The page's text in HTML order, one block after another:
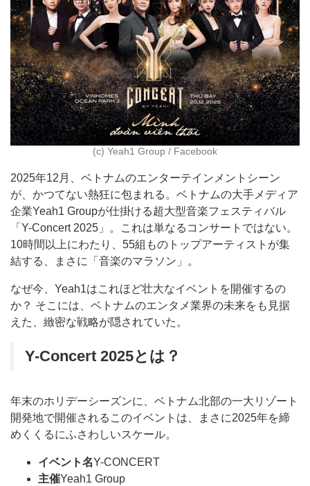
(c) Yeah1 Group / Facebook
2025年12月、ベトナムのエンターテインメントシーン
が、かつてない熱狂に包まれる。ベトナムの大手メディア
企業Yeah1 Groupが仕掛ける超大型音楽フェスティバル
「Y-Concert 2025」。これは単なるコンサートではない。
10時間以上にわたり、55組ものトップアーティストが集
結する、まさに「音楽のマラソン」。
なぜ今、Yeah1はこれほど壮大なイベントを開催するの
か？ そこには、ベトナムのエンタメ業界の未来をも見据
えた、緻密な戦略が隠されていた。
Y-Concert 2025とは？
年末のホリデーシーズンに、ベトナム北部の一大リゾート
開発地で開催されるこのイベントは、まさに2025年を締
めくくるにふさわしいスケール。
イベント名Y-CONCERT
主催Yeah1 Group